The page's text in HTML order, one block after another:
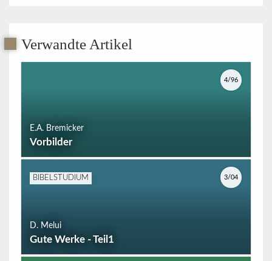
Verwandte Artikel
E.A. Bremicker
Vorbilder
4/96
BIBELSTUDIUM
D. Melui
Gute Werke - Teil1
3/04